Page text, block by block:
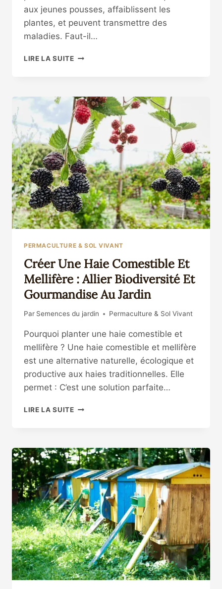
aux jeunes pousses, affaiblissent les
plantes, et peuvent transmettre des
maladies. Faut-il…
LIRE LA SUITECOMMENT
LES
PUCERONS
?
MÉTHODES
EFFICACES
ET
ÉCOLOGIQUES
PERMACULTURE & SOL VIVANT
Créer Une Haie Comestible Et
Mellifère : Allier Biodiversité Et
Gourmandise Au Jardin
Par Semences du jardin Permaculture & Sol Vivant
Pourquoi planter une haie comestible et
mellifère ? Une haie comestible et mellifère
est une alternative naturelle, écologique et
productive aux haies traditionnelles. Elle
permet : C’est une solution parfaite…
LIRE LA SUITECRÉER
ET
MELLIFÈRE
:
ALLIER
BIODIVERSITÉ
ET
GOURMANDISE
AU
JARDIN